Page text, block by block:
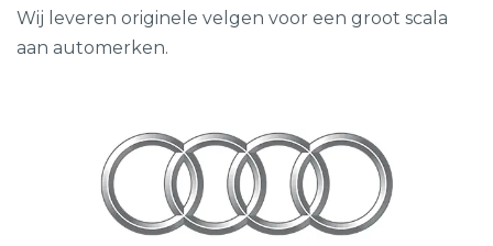
Wij leveren originele velgen voor een groot scala
aan automerken.